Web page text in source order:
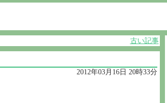
古い記事
2012年03月16日 20時33分